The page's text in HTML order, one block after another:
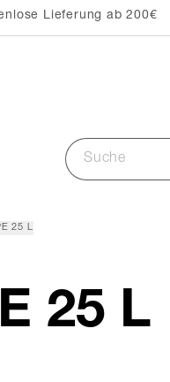
Lieferung ab 200€
25 L
25 L